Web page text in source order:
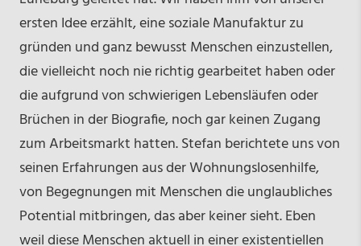
ersten Idee erzählt, eine soziale Manufaktur zu
gründen und ganz bewusst Menschen einzustellen,
die vielleicht noch nie richtig gearbeitet haben oder
die aufgrund von schwierigen Lebensläufen oder
Brüchen in der Biografie, noch gar keinen Zugang
zum Arbeitsmarkt hatten. Stefan berichtete uns von
seinen Erfahrungen aus der Wohnungslosenhilfe,
von Begegnungen mit Menschen die unglaubliches
Potential mitbringen, das aber keiner sieht. Eben
weil diese Menschen aktuell in einer existentiellen